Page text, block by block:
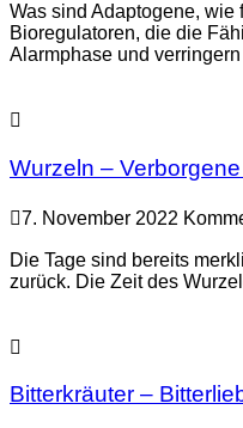
Was sind Adaptogene,
Bioregulatoren, die die
Alarmphase und
Wurzeln –
7. November 2022
Die Tage sind bereits
zurück. Die Zeit des
Bitterkräuter –